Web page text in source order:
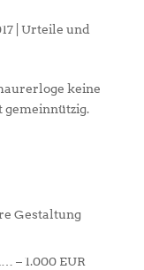
| Urteile und
keine
gemeinnützig.
Gestaltung
– 1.000 EUR